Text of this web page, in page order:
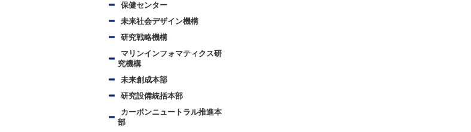
保健センター
未来社会デザイン機構
研究戦略機構
マリンインフォマティクス研
究機構
未来創成本部
研究設備統括本部
カーボンニュートラル推進本
部